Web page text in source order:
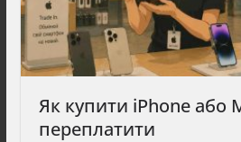
Як купити iPhone або
переплатити